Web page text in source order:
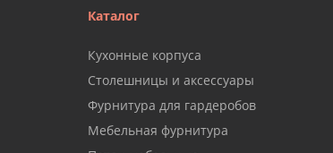
Каталог
Кухонные корпуса
Столешницы и аксессуары
Фурнитура для гардеробов
Мебельная фурнитура